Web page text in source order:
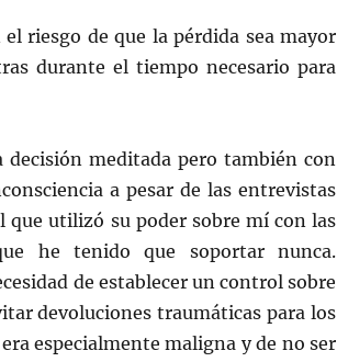
riesgo de que la pérdida sea mayor
durante el tiempo necesario para
meditada pero también con
a pesar de las entrevistas
que utilizó su poder sobre mí con las
he tenido que soportar nunca.
de establecer un control sobre
devoluciones traumáticas para los
especialmente maligna y de no ser